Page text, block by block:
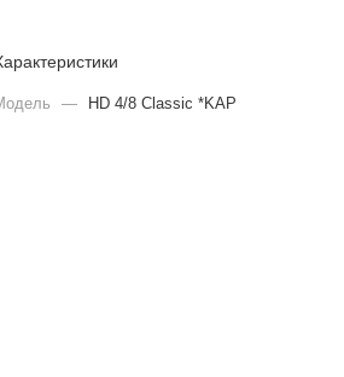
— HD 4/8 Classic *KAP